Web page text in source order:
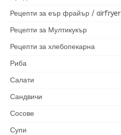
Рецепти за еър фрайър / airfryer
Рецепти за Мултикукър
Рецепти за хлебопекарна
Риба
Салати
Сандвичи
Сосове
Супи